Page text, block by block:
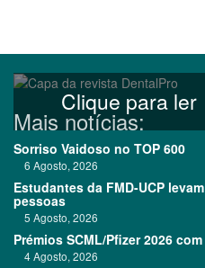
Clique para ler
Mais notícias:
Sorriso Vaidoso no TOP 600
6 Agosto, 2026
Estudantes da FMD-UCP
pessoas
5 Agosto, 2026
Prémios SCML/Pfizer 2026
4 Agosto, 2026